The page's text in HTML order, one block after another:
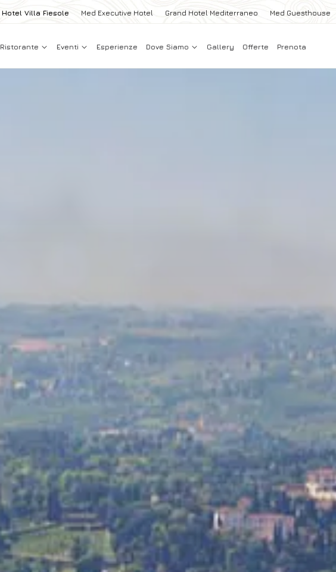
Hotel Villa Fiesole Med Executive Hotel Grand Hotel Mediterraneo Med Guesthouse
Ristorante Eventi Esperienze Dove Siamo Gallery Offerte Prenota